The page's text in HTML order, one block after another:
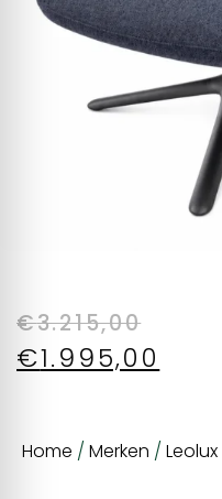
€3.215,00
€1.995,00
Home / Merken / Leolux